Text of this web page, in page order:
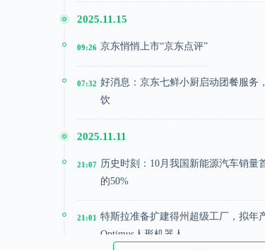
2025.11.15
09:26 京东悄悄上市“京东点评”
07:32 好消息：京东七鲜小厨启动团餐服务
饮
2025.11.11
21:07 历史时刻：10月我国新能源汽车销量
的50%
21:01 特斯拉准备扩建得州超级工厂，拟年
Optimus人形机器人